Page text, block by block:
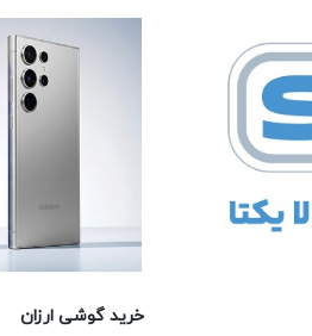
خرید گوشی ارزان